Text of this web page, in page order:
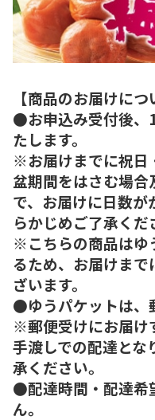
【商品のお届けにつ
●お申込み受付後、
たします。
※お届けまでに祝日
盆期間をはさむ場
で、お届けに日数が
らかじめご了承くだ
※こちらの商品はゆ
るため、お届けま
ざいます。
●ゆうパケットは、
※郵便受けにお届け
手渡しでの配達とな
承ください。
●配達時間・配達希
ん。